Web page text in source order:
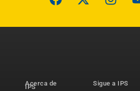
Acerca de
IPS
Sigue a IPS